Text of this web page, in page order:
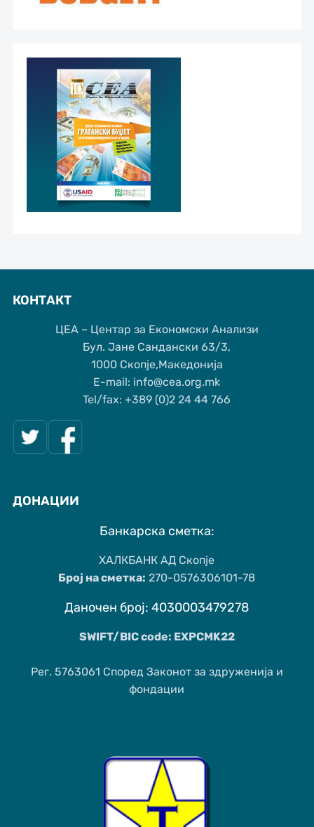
КОНТАКТ
ЦЕА – Центар за Економски Анализи
Бул. Јане Сандански 63/3,
1000 Скопје,Македонија
Е-mail: info@cea.org.mk
Tel/fax: +389 (0)2 24 44 766
ДОНАЦИИ
Банкарска сметка:
ХАЛКБАНК АД Скопје
Број на сметка: 270-0576306101-78
Даночен број: 4030003479278
SWIFT/BIC code: EXPCMK22
Рег. 5763061 Според Законот за здруженија и
фондации